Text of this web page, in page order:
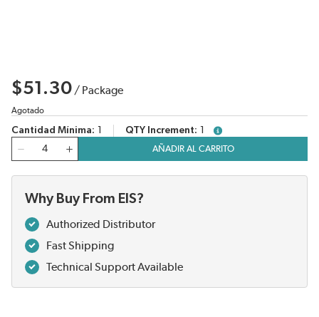
$51.30 / Package
Agotado
Cantidad Mínima QTY Increment
more info
Cantidad
AÑADIR AL CARRITO
Why Buy From EIS?
Authorized Distributor
Fast Shipping
Technical Support Available